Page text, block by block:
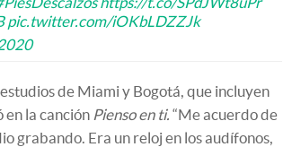
pic.twitter.com/iOKbLDZZJk
de Miami y Bogotá, que incluyen
en la canción Pienso en ti. “Me acuerdo de
grabando. Era un reloj en los audífonos,